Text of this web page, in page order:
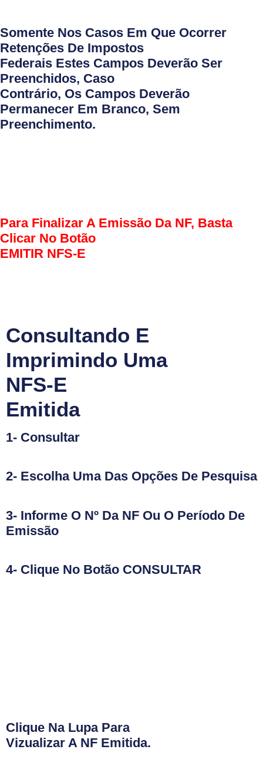
Somente Nos Casos Em Que Ocorrer
Retenções De Impostos
Federais Estes Campos Deverão Ser
Preenchidos, Caso
Contrário, Os Campos Deverão
Permanecer Em Branco, Sem
Preenchimento.
Para Finalizar A Emissão Da NF, Basta
Clicar No Botão
EMITIR NFS-E
Consultando E
Imprimindo Uma
NFS-E
Emitida
1- Consultar
2- Escolha Uma Das Opções De Pesquisa
3- Informe O Nº Da NF Ou O Período De
Emissão
4- Clique No Botão CONSULTAR
Clique Na Lupa Para
Vizualizar A NF Emitida.